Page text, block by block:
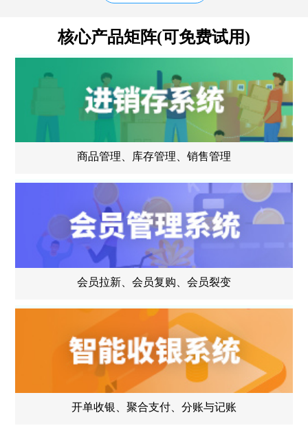
核心产品矩阵(可免费试用)
商品管理、库存管理、销售管理
会员拉新、会员复购、会员裂变
开单收银、聚合支付、分账与记账